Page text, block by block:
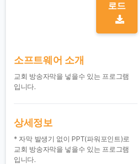
로드
소프트웨어 소개
교회 방송자막을 넣을수 있는 프로그램
입니다.
상세정보
* 자막 발생기 없이 PPT(파워포인트)로
교회 방송자막을 넣을수 있는 프로그램
입니다.